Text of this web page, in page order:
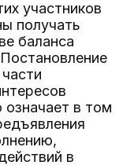
участников
получать
баланса
означает в том
в